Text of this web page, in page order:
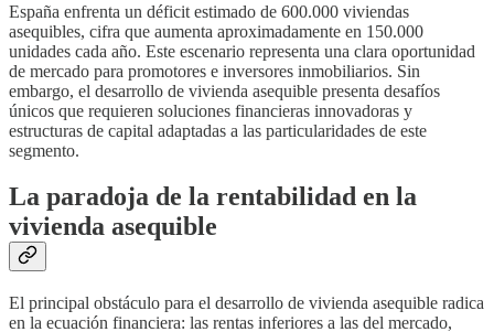
España enfrenta un déficit estimado de 600.000 viviendas
asequibles, cifra que aumenta aproximadamente en 150.000
unidades cada año. Este escenario representa una clara oportunidad
de mercado para promotores e inversores inmobiliarios. Sin
embargo, el desarrollo de vivienda asequible presenta desafíos
únicos que requieren soluciones financieras innovadoras y
estructuras de capital adaptadas a las particularidades de este
segmento.
La paradoja de la rentabilidad en la
vivienda asequible
El principal obstáculo para el desarrollo de vivienda asequible radica
en la ecuación financiera: las rentas inferiores a las del mercado,